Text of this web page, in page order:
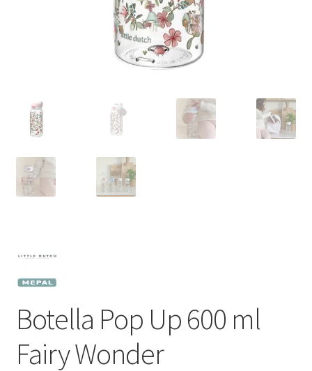
Botella Pop Up 600 ml
Fairy Wonder